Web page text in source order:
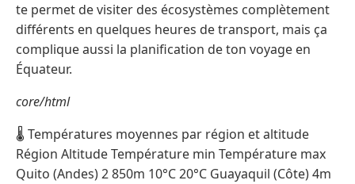
te permet de visiter des écosystèmes complètement
différents en quelques heures de transport, mais ça
complique aussi la planification de ton voyage en
Équateur.
core/html
🌡️ Températures moyennes par région et altitude
Région Altitude Température min Température max
Quito (Andes) 2 850m 10°C 20°C Guayaquil (Côte) 4m